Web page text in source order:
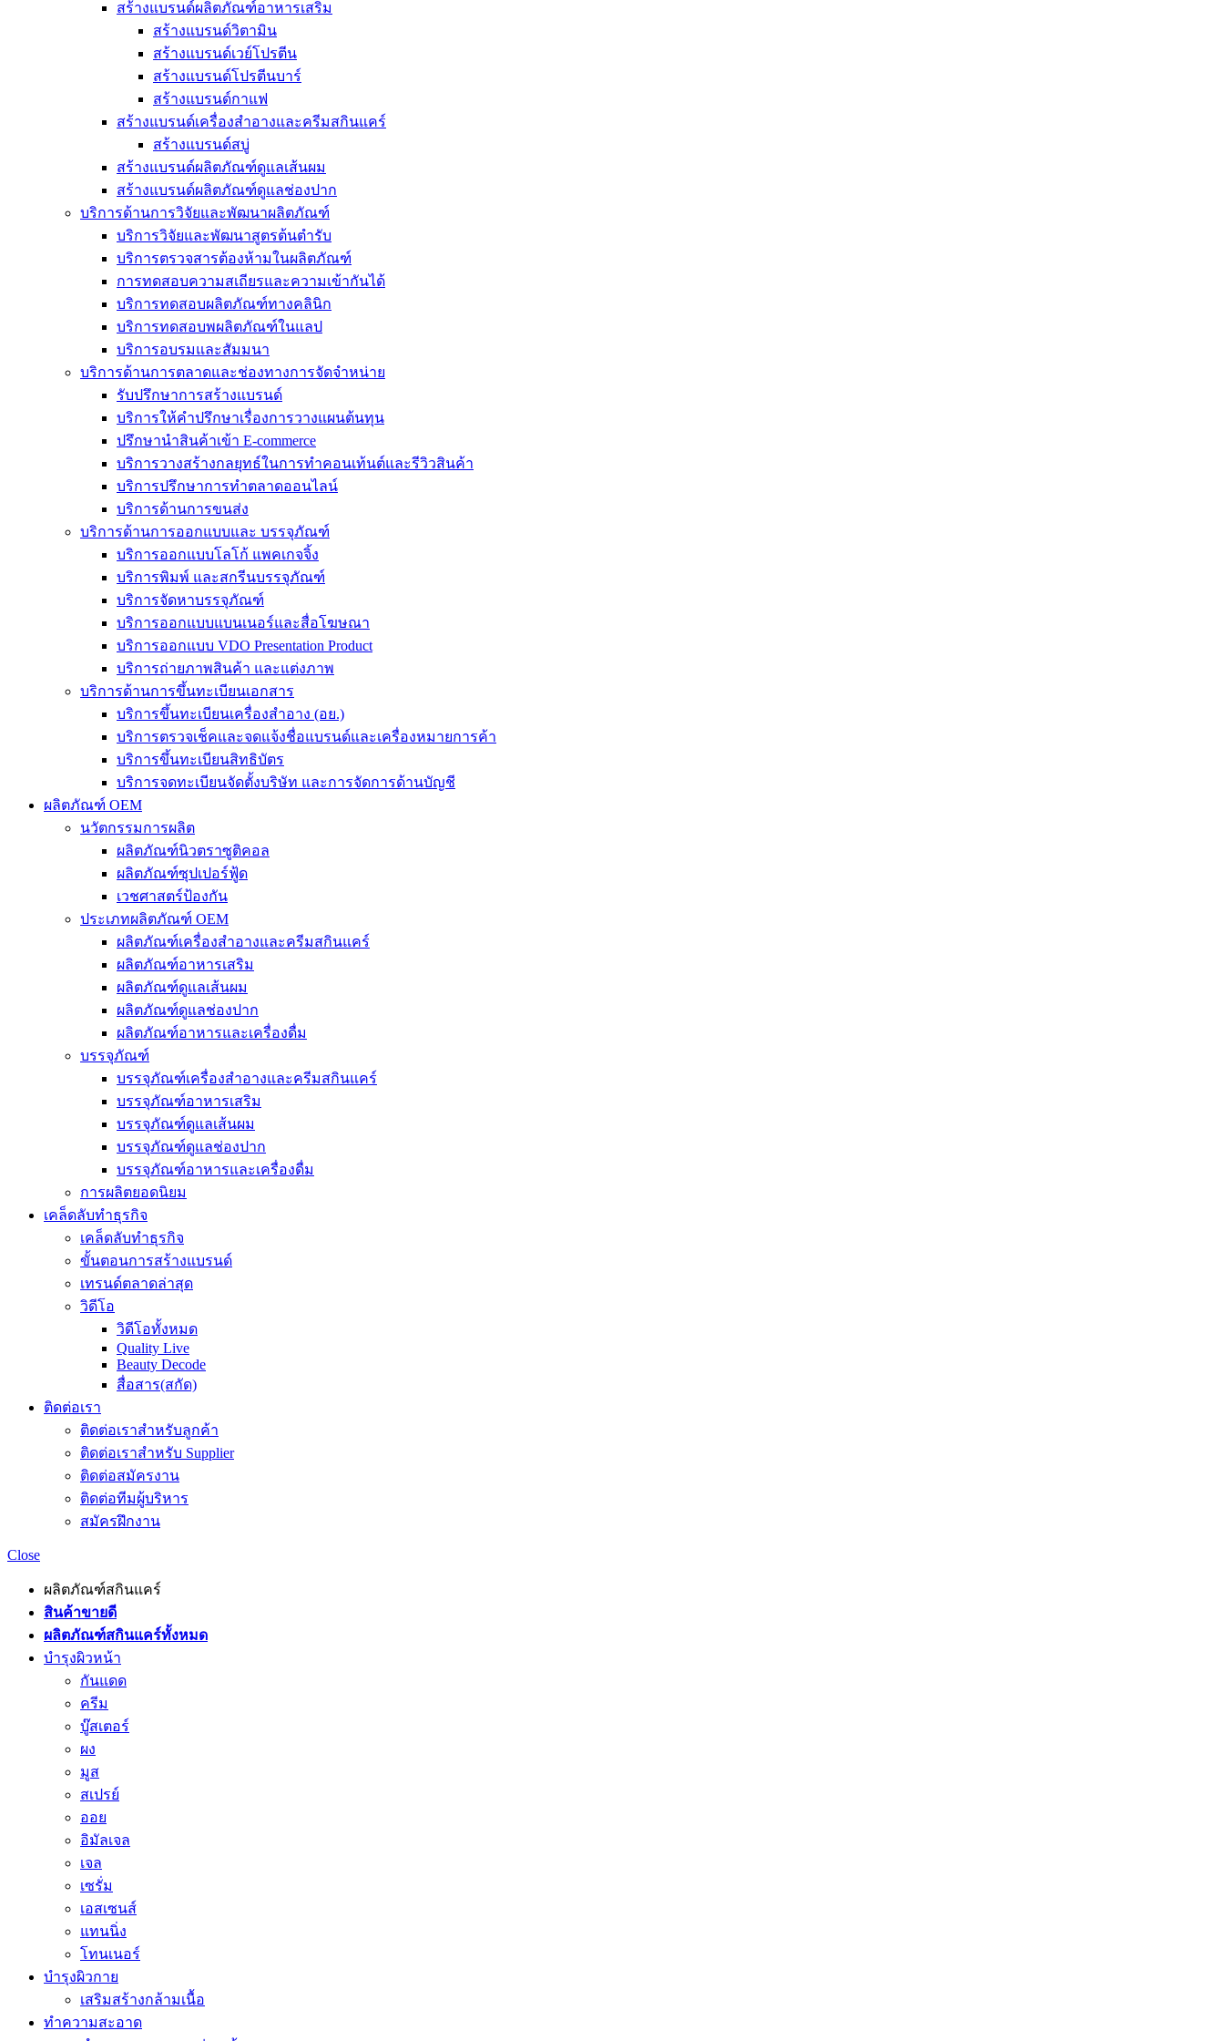
สร้างแบรนด์ผลิตภัณฑ์อาหารเสริม
สร้างแบรนด์วิตามิน
สร้างแบรนด์เวย์โปรตีน
สร้างแบรนด์โปรตีนบาร์
สร้างแบรนด์กาแฟ
สร้างแบรนด์เครื่องสำอางและครีมสกินแคร์
สร้างแบรนด์สบู่
สร้างแบรนด์ผลิตภัณฑ์ดูแลเส้นผม
สร้างแบรนด์ผลิตภัณฑ์ดูแลช่องปาก
บริการด้านการวิจัยและพัฒนาผลิตภัณฑ์
บริการวิจัยและพัฒนาสูตรต้นตำรับ
บริการตรวจสารต้องห้ามในผลิตภัณฑ์
การทดสอบความสเถียรและความเข้ากันได้
บริการทดสอบผลิตภัณฑ์ทางคลินิก
บริการทดสอบพผลิตภัณฑ์ในแลป
บริการอบรมและสัมมนา
บริการด้านการตลาดและช่องทางการจัดจำหน่าย
รับปรึกษาการสร้างแบรนด์
บริการให้คำปรึกษาเรื่องการวางแผนต้นทุน
ปรึกษานำสินค้าเข้า E-commerce
บริการวางสร้างกลยุทธ์ในการทำคอนเท้นต์และรีวิวสินค้า
บริการปรึกษาการทำตลาดออนไลน์
บริการด้านการขนส่ง
บริการด้านการออกแบบและ บรรจุภัณฑ์
บริการออกแบบโลโก้ แพคเกจจิ้ง
บริการพิมพ์ และสกรีนบรรจุภัณฑ์
บริการจัดหาบรรจุภัณฑ์
บริการออกแบบแบนเนอร์และสื่อโฆษณา
บริการออกแบบ VDO Presentation Product
บริการถ่ายภาพสินค้า และแต่งภาพ
บริการด้านการขึ้นทะเบียนเอกสาร
บริการขึ้นทะเบียนเครื่องสำอาง (อย.)
บริการตรวจเช็คและจดแจ้งชื่อแบรนด์และเครื่องหมายการค้า
บริการขึ้นทะเบียนสิทธิบัตร
บริการจดทะเบียนจัดตั้งบริษัท และการจัดการด้านบัญชี
ผลิตภัณฑ์ OEM
นวัตกรรมการผลิต
ผลิตภัณฑ์นิวตราซูติคอล
ผลิตภัณฑ์ซุปเปอร์ฟู้ด
เวชศาสตร์ป้องกัน
ประเภทผลิตภัณฑ์ OEM
ผลิตภัณฑ์เครื่องสำอางและครีมสกินแคร์
ผลิตภัณฑ์อาหารเสริม
ผลิตภัณฑ์ดูแลเส้นผม
ผลิตภัณฑ์ดูแลช่องปาก
ผลิตภัณฑ์อาหารและเครื่องดื่ม
บรรจุภัณฑ์
บรรจุภัณฑ์เครื่องสำอางและครีมสกินแคร์
บรรจุภัณฑ์อาหารเสริม
บรรจุภัณฑ์ดูแลเส้นผม
บรรจุภัณฑ์ดูแลช่องปาก
บรรจุภัณฑ์อาหารและเครื่องดื่ม
การผลิตยอดนิยม
เคล็ดลับทำธุรกิจ
เคล็ดลับทำธุรกิจ
ขั้นตอนการสร้างแบรนด์
เทรนด์ตลาดล่าสุด
วิดีโอ
วิดีโอทั้งหมด
Quality Live
Beauty Decode
สื่อสาร(สกัด)
ติดต่อเรา
ติดต่อเราสำหรับลูกค้า
ติดต่อเราสำหรับ Supplier
ติดต่อสมัครงาน
ติดต่อทีมผู้บริหาร
สมัครฝึกงาน
Close
ผลิตภัณฑ์สกินแคร์
สินค้าขายดี
ผลิตภัณฑ์สกินแคร์ทั้งหมด
บำรุงผิวหน้า
กันแดด
ครีม
บู๊สเตอร์
ผง
มูส
สเปรย์
ออย
อิมัลเจล
เจล
เซรั่ม
เอสเซนส์
แทนนิ่ง
โทนเนอร์
บำรุงผิวกาย
เสริมสร้างกล้ามเนื้อ
ทำความสะอาด